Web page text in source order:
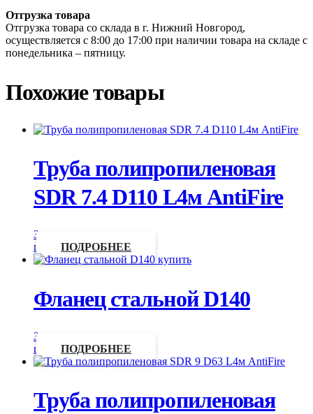
Отгрузка товара
Отгрузка товара со склада в г. Нижний Новгород,
осуществляется с 8:00 до 17:00 при наличии товара на складе с
понедельника – пятницу.
Похожие товары
Труба полипропиленовая
SDR 7.4 D110 L4м AntiFire
Запросить
цену
ПОДРОБНЕЕ
Фланец стальной D140
Запросить
цену
ПОДРОБНЕЕ
Труба полипропиленовая